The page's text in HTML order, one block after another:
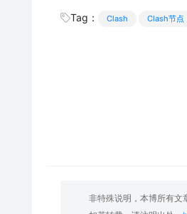
Tag： Clash Clash节点
非特殊说明，本博所有文